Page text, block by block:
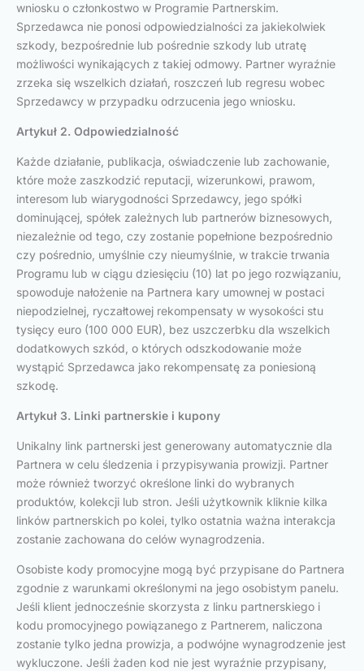
wniosku o członkostwo w Programie Partnerskim.
Sprzedawca nie ponosi odpowiedzialności za jakiekolwiek
szkody, bezpośrednie lub pośrednie szkody lub utratę
możliwości wynikających z takiej odmowy. Partner wyraźnie
zrzeka się wszelkich działań, roszczeń lub regresu wobec
Sprzedawcy w przypadku odrzucenia jego wniosku.
Artykuł 2. Odpowiedzialność
Każde działanie, publikacja, oświadczenie lub zachowanie,
które może zaszkodzić reputacji, wizerunkowi, prawom,
interesom lub wiarygodności Sprzedawcy, jego spółki
dominującej, spółek zależnych lub partnerów biznesowych,
niezależnie od tego, czy zostanie popełnione bezpośrednio
czy pośrednio, umyślnie czy nieumyślnie, w trakcie trwania
Programu lub w ciągu dziesięciu (10) lat po jego rozwiązaniu,
spowoduje nałożenie na Partnera kary umownej w postaci
niepodzielnej, ryczałtowej rekompensaty w wysokości stu
tysięcy euro (100 000 EUR), bez uszczerbku dla wszelkich
dodatkowych szkód, o których odszkodowanie może
wystąpić Sprzedawca jako rekompensatę za poniesioną
szkodę.
Artykuł 3. Linki partnerskie i kupony
Unikalny link partnerski jest generowany automatycznie dla
Partnera w celu śledzenia i przypisywania prowizji. Partner
może również tworzyć określone linki do wybranych
produktów, kolekcji lub stron. Jeśli użytkownik kliknie kilka
linków partnerskich po kolei, tylko ostatnia ważna interakcja
zostanie zachowana do celów wynagrodzenia.
Osobiste kody promocyjne mogą być przypisane do Partnera
zgodnie z warunkami określonymi na jego osobistym panelu.
Jeśli klient jednocześnie skorzysta z linku partnerskiego i
kodu promocyjnego powiązanego z Partnerem, naliczona
zostanie tylko jedna prowizja, a podwójne wynagrodzenie jest
wykluczone. Jeśli żaden kod nie jest wyraźnie przypisany,